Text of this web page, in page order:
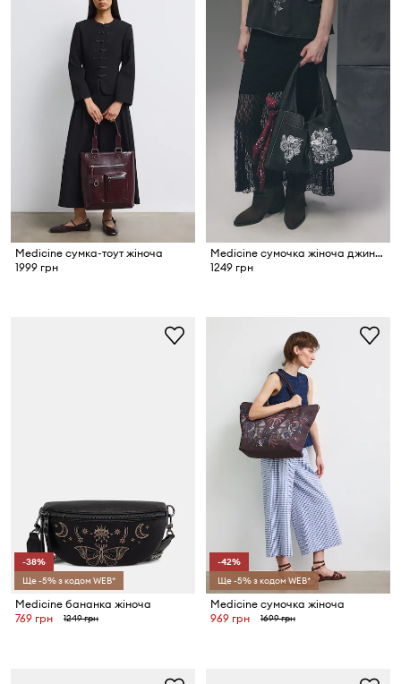
Medicine сумка-тоут жіноча
1999 грн
Medicine сумочка жіноча джинсова
1249 грн
-38%
Ще -5% з кодом WEB*
Medicine бананка жіноча
769 грн
1249 грн
-42%
Ще -5% з кодом WEB*
Medicine сумочка жіноча
969 грн
1699 грн